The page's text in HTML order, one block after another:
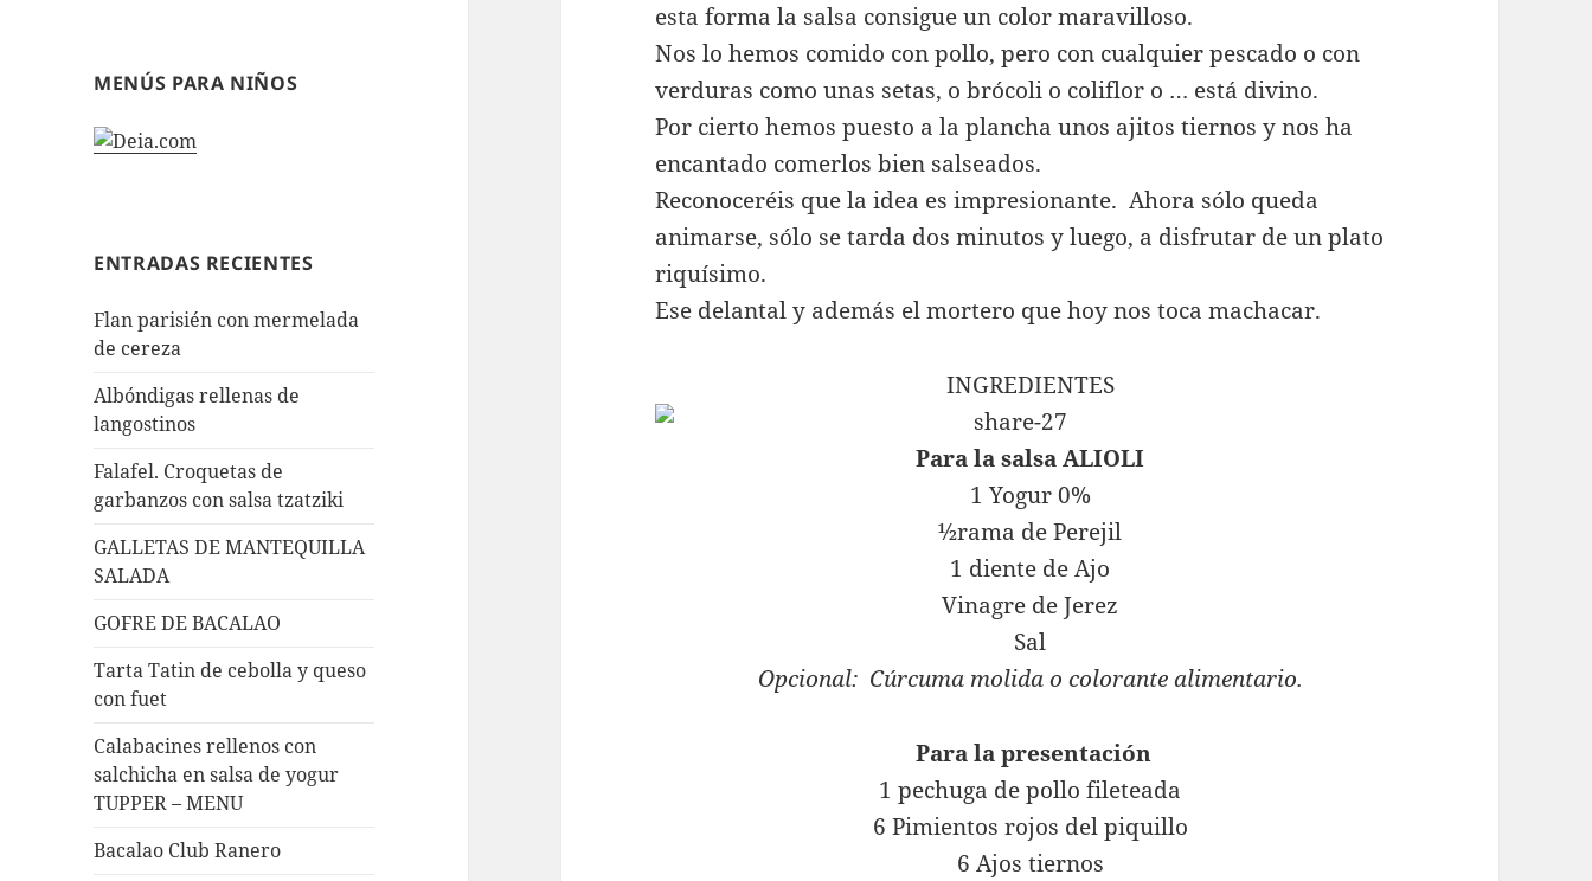
MENÚS PARA NIÑOS
ENTRADAS RECIENTES
Flan parisién con mermelada
de cereza
Albóndigas rellenas de
langostinos
Falafel. Croquetas de
garbanzos con salsa tzatziki
GALLETAS DE MANTEQUILLA
SALADA
GOFRE DE BACALAO
Tarta Tatin de cebolla y queso
con fuet
Calabacines rellenos con
salchicha en salsa de yogur
TUPPER – MENU
Bacalao Club Ranero
esta forma la salsa consigue un color maravilloso.
Nos lo hemos comido con pollo, pero con cualquier pescado o con
verduras como unas setas, o brócoli o coliflor o … está divino.
Por cierto hemos puesto a la plancha unos ajitos tiernos y nos ha
encantado comerlos bien salseados.
Reconoceréis que la idea es impresionante. Ahora sólo queda
animarse, sólo se tarda dos minutos y luego, a disfrutar de un plato
riquísimo.
Ese delantal y además el mortero que hoy nos toca machacar.
INGREDIENTES
Para la salsa ALIOLI
1 Yogur 0%
½rama de Perejil
1 diente de Ajo
Vinagre de Jerez
Sal
Opcional: Cúrcuma molida o colorante alimentario.
Para la presentación
1 pechuga de pollo fileteada
6 Pimientos rojos del piquillo
6 Ajos tiernos